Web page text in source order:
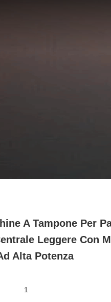
A Tampone Per
Leggere Con
Alta Potenza
1